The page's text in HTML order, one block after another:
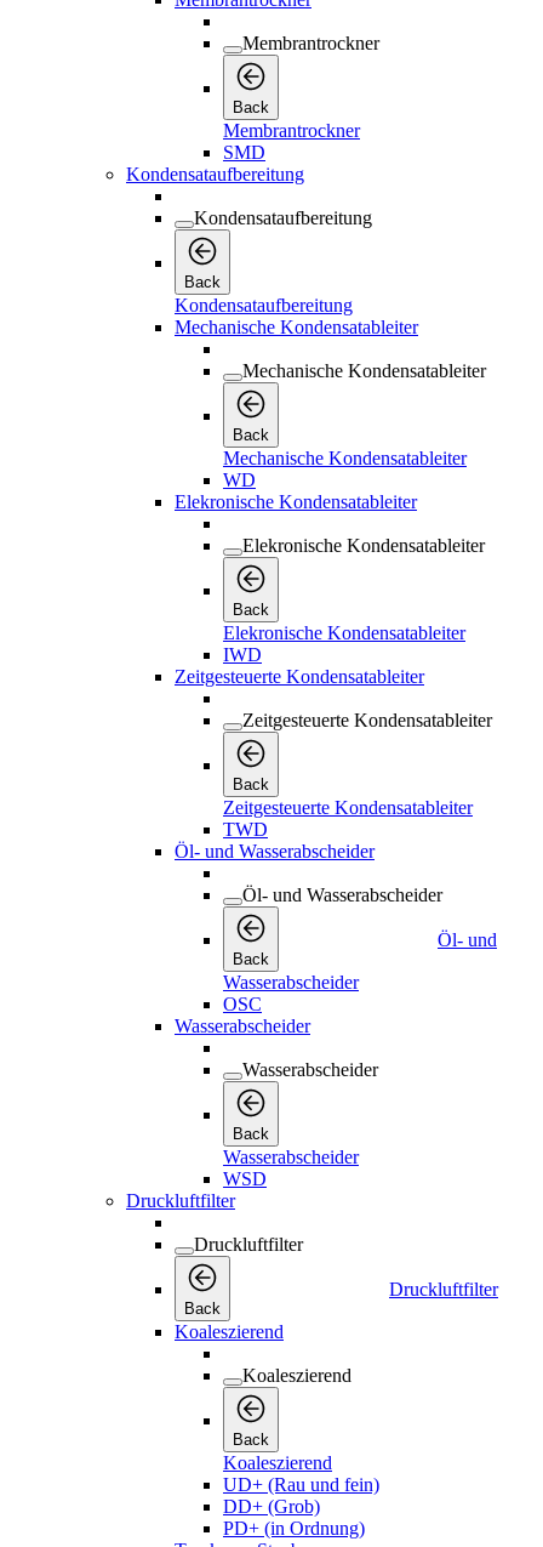
Membrantrockner
Back
Membrantrockner
SMD
Kondensataufbereitung
Kondensataufbereitung
Back
Kondensataufbereitung
Mechanische Kondensatableiter
Mechanische Kondensatableiter
Back
Mechanische Kondensatableiter
WD
Elekronische Kondensatableiter
Elekronische Kondensatableiter
Back
Elekronische Kondensatableiter
IWD
Zeitgesteuerte Kondensatableiter
Zeitgesteuerte Kondensatableiter
Back
Zeitgesteuerte Kondensatableiter
TWD
Öl- und Wasserabscheider
Öl- und Wasserabscheider
Back
Öl- und
Wasserabscheider
OSC
Wasserabscheider
Wasserabscheider
Back
Wasserabscheider
WSD
Druckluftfilter
Druckluftfilter
Back
Druckluftfilter
Koaleszierend
Koaleszierend
Back
Koaleszierend
UD+ (Rau und fein)
DD+ (Grob)
PD+ (in Ordnung)